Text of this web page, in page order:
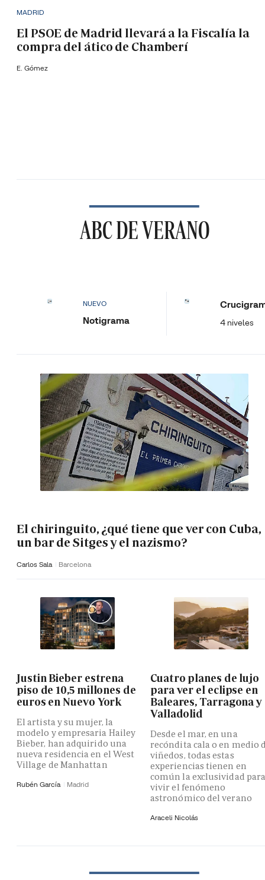
MADRID
El PSOE de Madrid llevará a la Fiscalía la
compra del ático de Chamberí
E. Gómez
ABC DE VERANO
NUEVO
Notigrama 4 niveles
El chiringuito, ¿qué tiene que ver con Cuba,
un bar de Sitges y el nazismo?
Carlos Sala Barcelona
Justin Bieber estrena
piso de 10,5 millones de
euros en Nuevo York
El artista y su mujer, la
modelo y empresaria Hailey
Bieber, han adquirido una
nueva residencia en el West
Village de Manhattan
Rubén García Madrid
Cuatro planes de lujo
para ver el eclipse en
Baleares, Tarragona y
Valladolid
Desde el mar, en una
recóndita cala o en medio
viñedos, todas estas
experiencias tienen en
común la exclusividad
vivir el fenómeno
astronómico del verano
Araceli Nicolás